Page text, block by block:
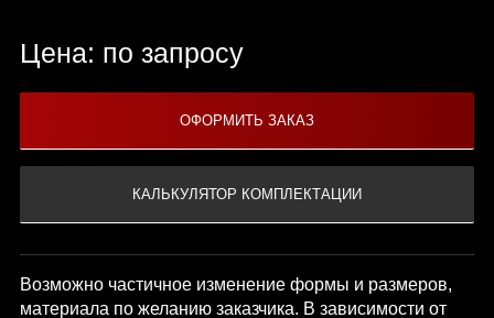
Цена: по запросу
Возможно частичное изменение формы и размеров,
материала по желанию заказчика. В зависимости от